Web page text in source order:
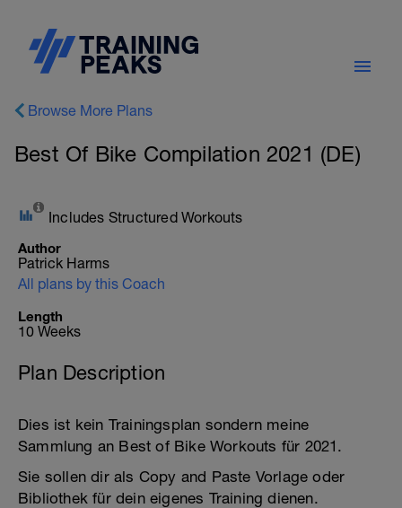
Browse More Plans
Best Of Bike Compilation 2021 (DE)
Includes Structured Workouts
Author
Patrick Harms
All plans by this Coach
Length
10 Weeks
Plan Description
Dies ist kein Trainingsplan sondern meine
Sammlung an Best of Bike Workouts für 2021.
Sie sollen dir als Copy and Paste Vorlage oder
Bibliothek für dein eigenes Training dienen.